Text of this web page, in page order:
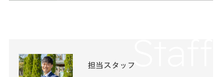
Staff
担当スタッフ